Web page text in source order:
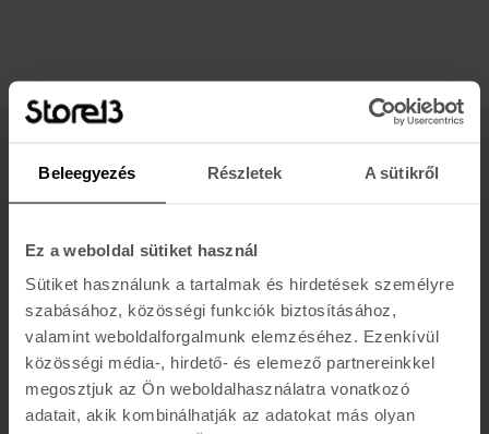
Beleegyezés Részletek A sütikről
Ez a weboldal sütiket használ
Sütiket használunk a tartalmak és hirdetések személyre
szabásához, közösségi funkciók biztosításához,
valamint weboldalforgalmunk elemzéséhez. Ezenkívül
közösségi média-, hirdető- és elemező partnereinkkel
megosztjuk az Ön weboldalhasználatra vonatkozó
adatait, akik kombinálhatják az adatokat más olyan
Értesülj az újdonságokról, akciókról
E-MAIL
K A R O L I N A 17 / B
Hétfő - Péntek: 11:00 - 19:00
Szombat: 10:00 - 19:00
Vasárnap: ZÁRVA